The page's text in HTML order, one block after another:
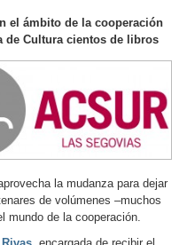
el ámbito de la cooperación
de Cultura cientos de libros
la mudanza para dejar
de volúmenes –muchos
mundo de la cooperación.